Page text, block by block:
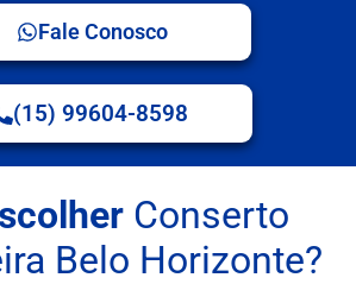
Fale Conosco
(15) 99604-8598
Conserto
Belo Horizonte?